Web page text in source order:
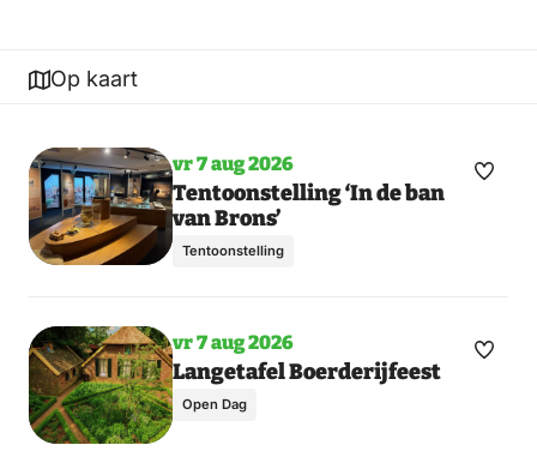
Op kaart
Toon
meer
dagen
vr 7 aug 2026
Tentoonstelling ‘In de ban
van Brons’
Tentoonstelling
Maak
Toon
meer
vr 7 aug 2026
Langetafel Boerderijfeest
Open Dag
Maak